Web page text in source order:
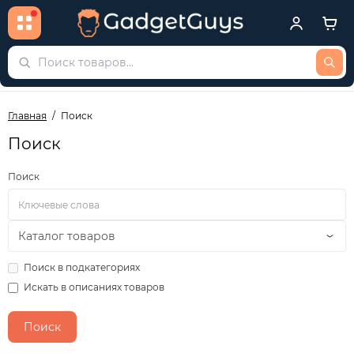
Главная Поиск
Поиск
Поиск
Поиск в подкатегориях
Искать в описаниях товаров